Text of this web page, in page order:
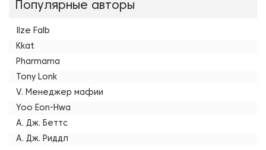
Популярные авторы
Ilze Falb
Kkat
Pharmama
Tony Lonk
V. Менеджер мафии
Yoo Eon-Hwa
А. Дж. Беттс
А. Дж. Риддл